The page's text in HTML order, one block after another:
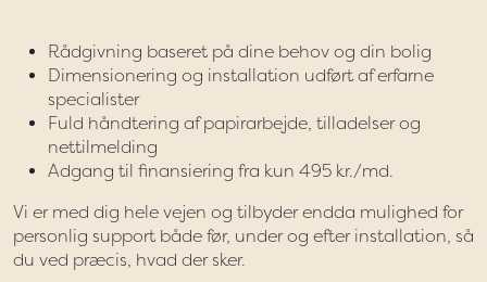
Rådgivning baseret på dine behov og din bolig
Dimensionering og installation udført af erfarne
specialister
Fuld håndtering af papirarbejde, tilladelser og
nettilmelding
Adgang til finansiering fra kun 495 kr./md.
Vi er med dig hele vejen og tilbyder endda mulighed for
personlig support både før, under og efter installation, så
du ved præcis, hvad der sker.